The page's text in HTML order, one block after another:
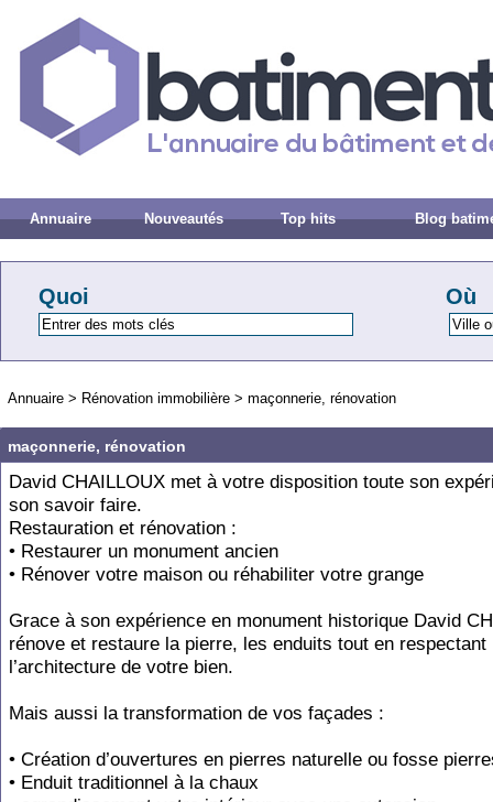
Annuaire Nouveautés Top hits Blog
Quoi Où
Annuaire > Rénovation immobilière > maçonnerie, rénovation
maçonnerie, rénovation
David CHAILLOUX met à votre disposition toute son
son savoir faire.
Restauration et rénovation :
• Restaurer un monument ancien
• Rénover votre maison ou réhabiliter votre grange
Grace à son expérience en monument historique David
rénove et restaure la pierre, les enduits tout en respectant
l’architecture de votre bien.
Mais aussi la transformation de vos façades :
• Création d’ouvertures en pierres naturelle ou fosse
• Enduit traditionnel à la chaux